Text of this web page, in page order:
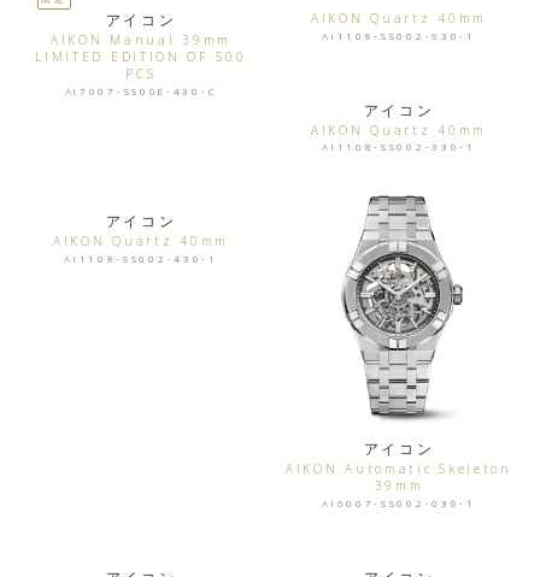
アイコン
AIKON Manual 39mm
LIMITED EDITION OF 500
PCS
AI7007-SS00E-430-C
AIKON Quartz 40mm
AI1108-SS002-630-1
アイコン
AIKON Quartz 40mm
AI1108-SS002-330-1
アイコン
AIKON Quartz 40mm
AI1108-SS002-430-1
アイコン
AIKON Automatic Skeleton
39mm
AI6007-SS002-030-1